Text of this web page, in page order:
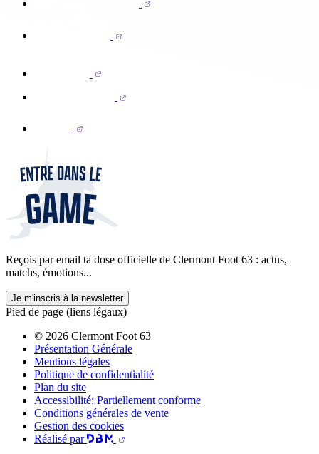
Reçois par email ta dose officielle de Clermont Foot 63 : actus,
matchs, émotions...
Je m'inscris à la newsletter
Pied de page (liens légaux)
© 2026 Clermont Foot 63
Présentation Générale
Mentions légales
Politique de confidentialité
Plan du site
Accessibilité: Partiellement conforme
Conditions générales de vente
Gestion des cookies
Réalisé par